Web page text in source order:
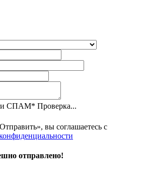
СПАМ* Проверка...
вы соглашаетесь с
отправлено!